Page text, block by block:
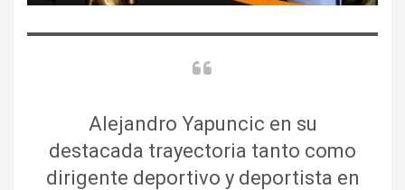
Alejandro Yapuncic en su
destacada trayectoria tanto como
dirigente deportivo y deportista en